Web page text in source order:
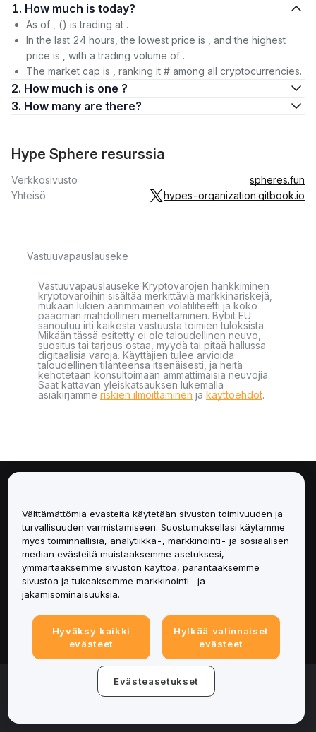
1. How much is today?
As of , () is trading at .
In the last 24 hours, the lowest price is , and the highest
price is , with a trading volume of .
The market cap is , ranking it # among all cryptocurrencies.
2. How much is one ?
3. How many are there?
Hype Sphere resurssia
Verkkosivusto
spheres.fun
Yhteisö
hypes-organization.gitbook.io
Vastuuvapauslauseke
Vastuuvapauslauseke Kryptovarojen hankkiminen
kryptovaroihin sisältää merkittäviä markkinariskejä,
mukaan lukien äärimmäinen volatiliteetti ja koko
pääoman mahdollinen menettäminen. Bybit EU
sanoutuu irti kaikesta vastuusta toimien tuloksista.
Mikään tässä esitetty ei ole taloudellinen neuvo,
suositus tai tarjous ostaa, myydä tai pitää hallussa
digitaalisia varoja. Käyttäjien tulee arvioida
taloudellinen tilanteensa itsenäisesti, ja heitä
kehotetaan konsultoimaan ammattimaisia neuvojia.
Saat kattavan yleiskatsauksen lukemalla
asiakirjamme riskien ilmoittaminen ja käyttöehdot.
Palvelut
Tuki
Tuotteet
Lakiasiat
© 2025-2026 Bybit.eu. All rights reserved.
Välttämättömiä evästeitä käytetään sivuston toimivuuden ja
turvallisuuden varmistamiseen. Suostumuksellasi käytämme
myös toiminnallisia, analytiikka-, markkinointi- ja sosiaalisen
median evästeitä muistaaksemme asetuksesi,
ymmärtääksemme sivuston käyttöä, parantaaksemme
sivustoa ja tukeaksemme markkinointi- ja
jakamisominaisuuksia.
Hyväksy kaikki
evästeet
Hylkää valinnaiset
evästeet
Evästeasetukset